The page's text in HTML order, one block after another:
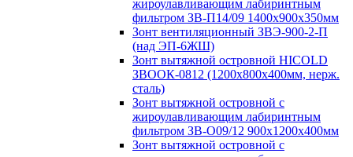
жироулавливающим лабиринтным
фильтром ЗВ-П14/09 1400х900х350мм
Зонт вентиляционный ЗВЭ-900-2-П
(над ЭП-6ЖШ)
Зонт вытяжной островной HICOLD
ЗВООК-0812 (1200х800x400мм, нерж.
сталь)
Зонт вытяжной островной с
жироулавливающим лабиринтным
фильтром ЗВ-О09/12 900х1200х400мм
Зонт вытяжной островной с